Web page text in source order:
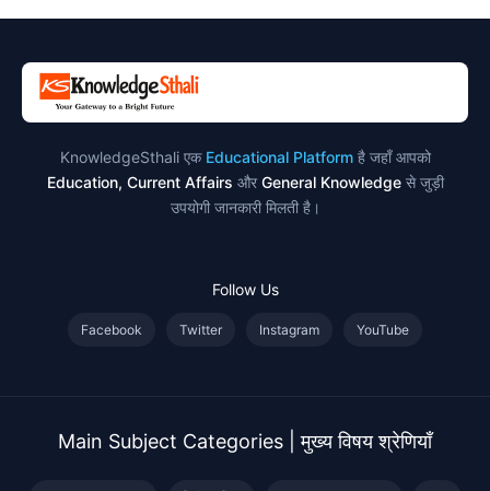
KnowledgeSthali एक Educational Platformहै जहाँ आपको
Education, Current Affairs और General Knowledgeसे जुड़ी
उपयोगी जानकारी मिलती है।
Follow Us
Facebook Twitter Instagram YouTube
Main Subject Categories | मुख्य विषय श्रेणियाँ